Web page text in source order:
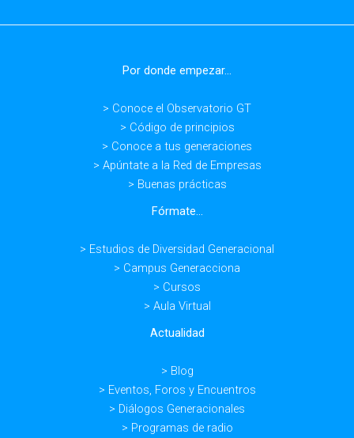
Por donde empezar...
> Conoce el Observatorio GT
> Código de principios
> Conoce a tus generaciones
> Apúntate a la Red de Empresas
> Buenas prácticas
Fórmate...
> Estudios de Diversidad Generacional
> Campus Generacciona
> Cursos
> Aula Virtual
Actualidad
> Blog
> Eventos, Foros y Encuentros
> Diálogos Generacionales
> Programas de radio